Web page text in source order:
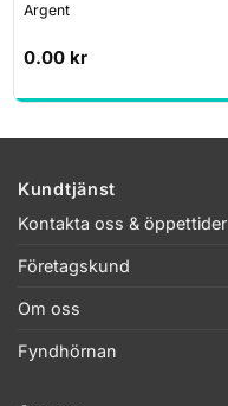
Argent
0.00 kr
Kundtjänst
Kontakta oss & öppettider
Företagskund
Om oss
Fyndhörnan